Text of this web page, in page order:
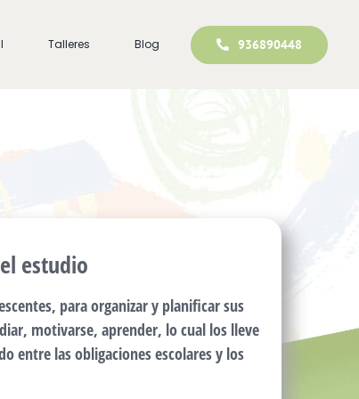
Talleres Blog 936890448
estudio
para organizar y planificar sus
motivarse, aprender, lo cual los lleve
entre las obligaciones escolares y los